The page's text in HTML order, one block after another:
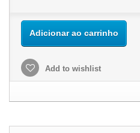
Adicionar ao carrinho
Add to wishlist